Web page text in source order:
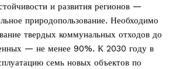
и развития регионов —
природопользование. Необходимо
твердых коммунальных отходов до
— не менее 90%. К 2030 году в
семь новых объектов по